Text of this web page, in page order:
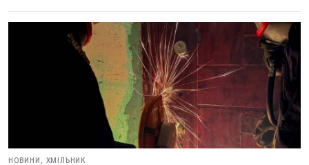
НОВИНИ, ХМІЛЬНИК